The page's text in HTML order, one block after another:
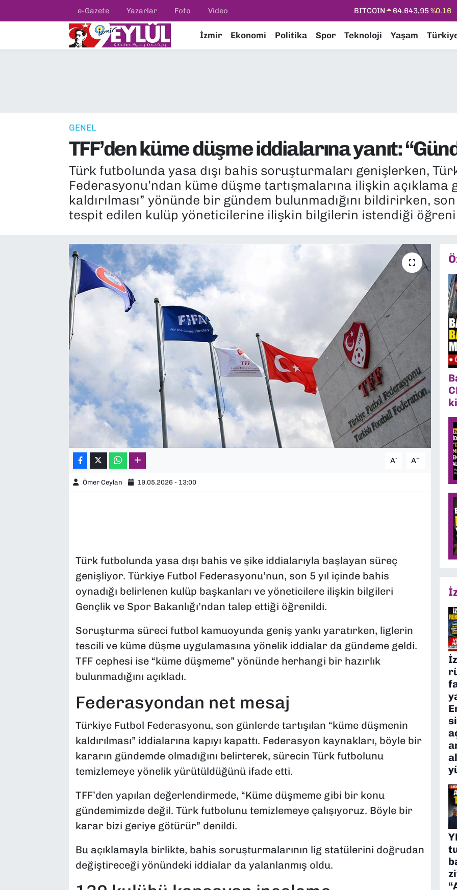
e-Gazete Yazarlar Foto Video DOLAR 47,6704 %0
STERLİN 64,2143%0
İzmir Ekonomi Politika Spor Teknoloji Yaşam
GENEL
TFF’den küme düşme iddialarına yanıt:
Türk futbolunda yasa dışı bahis soruşturmaları genişlerken,
Federasyonu’ndan küme düşme tartışmalarına ilişkin açıklama
kaldırılması” yönünde bir gündem bulunmadığını bildirirken, son
tespit edilen kulüp yöneticilerine ilişkin bilgilerin istendiği
A- A+
Ömer Ceylan 19.05.2026 - 13:00
Türk futbolunda yasa dışı bahis ve şike iddialarıyla başlayan süreç
genişliyor. Türkiye Futbol Federasyonu’nun, son 5 yıl içinde bahis
oynadığı belirlenen kulüp başkanları ve yöneticilere ilişkin bilgileri
Gençlik ve Spor Bakanlığı’ndan talep ettiği öğrenildi.
Soruşturma süreci futbol kamuoyunda geniş yankı yaratırken, liglerin
tescili ve küme düşme uygulamasına yönelik iddialar da gündeme geldi.
TFF cephesi ise “küme düşmeme” yönünde herhangi bir hazırlık
bulunmadığını açıkladı.
Federasyondan net mesaj
Türkiye Futbol Federasyonu, son günlerde tartışılan “küme düşmenin
kaldırılması” iddialarına kapıyı kapattı. Federasyon kaynakları, böyle bir
kararın gündemde olmadığını belirterek, sürecin Türk futbolunu
temizlemeye yönelik yürütüldüğünü ifade etti.
TFF’den yapılan değerlendirmede, “Küme düşmeme gibi bir konu
gündemimizde değil. Türk futbolunu temizlemeye çalışıyoruz. Böyle bir
karar bizi geriye götürür” denildi.
Bu açıklamayla birlikte, bahis soruşturmalarının lig statülerini doğrudan
değiştireceği yönündeki iddialar da yalanlanmış oldu.
Resmi İlanlar
EKONOMİ
KÜLTÜR SANAT
MAGAZİN
TEKNOLOJİ
YEREL YÖNETİMLER
Konak Nöbetçi Eczaneler
Tüm Manşetler
Son Dakika Haberleri
Haber Arşivi